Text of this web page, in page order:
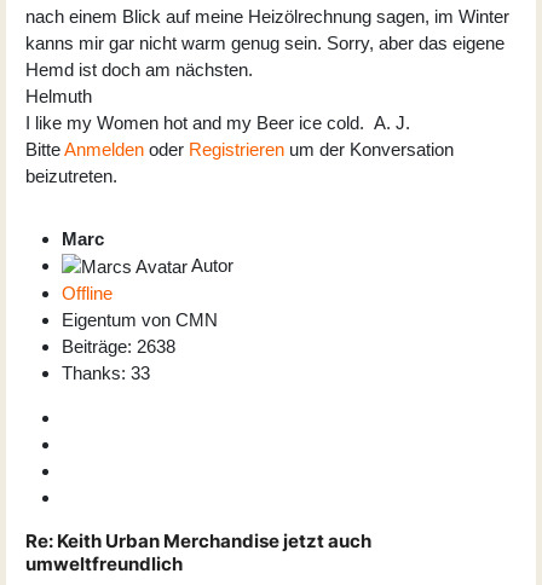
nach einem Blick auf meine Heizölrechnung sagen, im Winter
kanns mir gar nicht warm genug sein. Sorry, aber das eigene
Hemd ist doch am nächsten.
Helmuth
I like my Women hot and my Beer ice cold. A. J.
BitteAnmelden oder Registrieren um der Konversation
beizutreten.
Marc
Autor
Offline
Eigentum von CMN
Beiträge: 2638
Thanks: 33
Re: Keith Urban Merchandise jetzt auch
umweltfreundlich